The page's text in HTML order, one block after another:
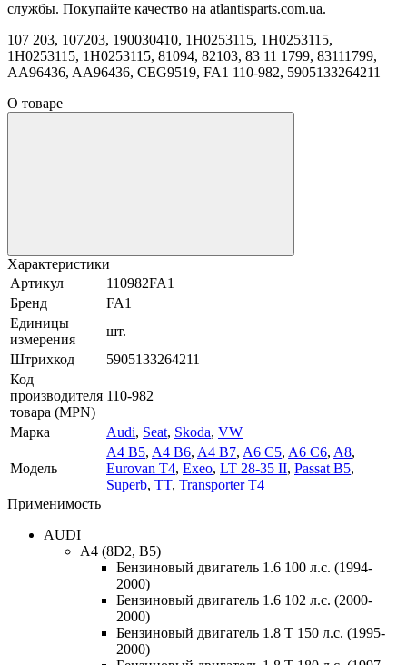
службы. Покупайте качество на atlantisparts.com.ua.
107 203, 107203, 190030410, 1H0253115, 1H0253115,
1H0253115, 1H0253115, 81094, 82103, 83 11 1799, 83111799,
AA96436, AA96436, CEG9519, FA1 110-982, 5905133264211
О товаре
Характеристики
Артикул
110982FA1
Бренд
FA1
Единицы
измерения
шт.
Штрихкод
5905133264211
Код
производителя
товара (MPN)
110-982
Марка Audi, Seat, Skoda, VW
Модель
A4 B5, A4 B6, A4 B7, A6 C5, A6 C6, A8,
Eurovan T4, Exeo, LT 28-35 II, Passat B5,
Superb, TT, Transporter T4
Применимость
AUDI
A4 (8D2, B5)
Бензиновый двигатель 1.6 100 л.с. (1994-
2000)
Бензиновый двигатель 1.6 102 л.с. (2000-
2000)
Бензиновый двигатель 1.8 T 150 л.с. (1995-
2000)